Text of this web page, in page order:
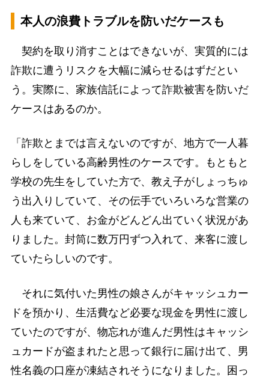
本人の浪費トラブルを防いだケースも
契約を取り消すことはできないが、実質的には
詐欺に遭うリスクを大幅に減らせるはずだとい
う。実際に、家族信託によって詐欺被害を防いだ
ケースはあるのか。
「詐欺とまでは言えないのですが、地方で一人暮
らしをしている高齢男性のケースです。もともと
学校の先生をしていた方で、教え子がしょっちゅ
う出入りしていて、その伝手でいろいろな営業の
人も来ていて、お金がどんどん出ていく状況があ
りました。封筒に数万円ずつ入れて、来客に渡し
ていたらしいのです。
それに気付いた男性の娘さんがキャッシュカー
ドを預かり、生活費など必要な現金を男性に渡し
ていたのですが、物忘れが進んだ男性はキャッシ
ュカードが盗まれたと思って銀行に届け出て、男
性名義の口座が凍結されそうになりました。困っ